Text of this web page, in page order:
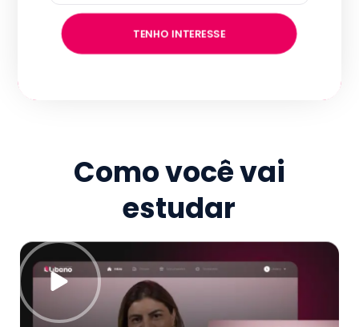
TENHO INTERESSE
Como você vai
estudar